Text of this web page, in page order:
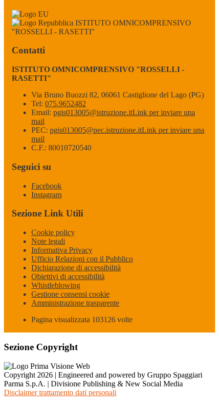
ISTITUTO OMNICOMPRENSIVO
"ROSSELLI - RASETTI"
Contatti
ISTITUTO OMNICOMPRENSIVO "ROSSELLI -
RASETTI"
Via Bruno Buozzi 82, 06061 Castiglione del Lago (PG)
Tel: 075.9652482
Email: pgis013005@istruzione.itLink per inviare una
mail
PEC: pgis013005@pec.istruzione.itLink per inviare una
mail
C.F.: 80010720540
Seguici su
Facebook
Instagram
Sezione Link Utili
Cookie policy
Note legali
Informativa Privacy
Ufficio Relazioni con il Pubblico
Dichiarazione di accessibilità
Obiettivi di accessibilità
Whistleblowing
Gestione consensi cookie
Amministrazione trasparente
Pagina visualizzata 103126 volte
Sezione Copyright
Copyright 2026 | Engineered and powered by Gruppo Spaggiari
Parma S.p.A. | Divisione Publishing & New Social Media
Disclaimer trattamento dati personali